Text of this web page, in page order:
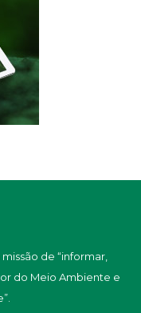
de “informar,
do Meio Ambiente e